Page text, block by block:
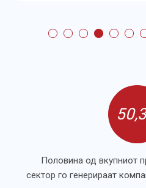
Половина од вкупниот
сектор го генерираат